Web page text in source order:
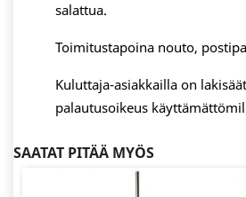
salattua.
Toimitustapoina nouto,
Kuluttaja-asiakkailla on
palautusoikeus
SAATAT PITÄÄ MYÖS